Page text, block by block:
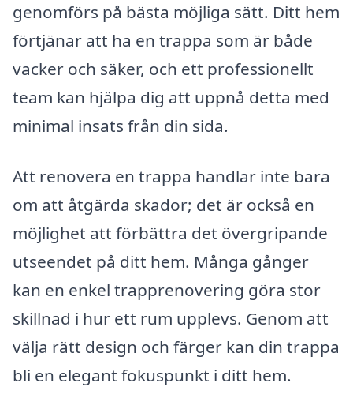
genomförs på bästa möjliga sätt. Ditt hem
förtjänar att ha en trappa som är både
vacker och säker, och ett professionellt
team kan hjälpa dig att uppnå detta med
minimal insats från din sida.
Att renovera en trappa handlar inte bara
om att åtgärda skador; det är också en
möjlighet att förbättra det övergripande
utseendet på ditt hem. Många gånger
kan en enkel trapprenovering göra stor
skillnad i hur ett rum upplevs. Genom att
välja rätt design och färger kan din trappa
bli en elegant fokuspunkt i ditt hem.